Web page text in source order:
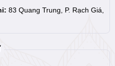
83 Quang Trung, P. Rạch Giá,